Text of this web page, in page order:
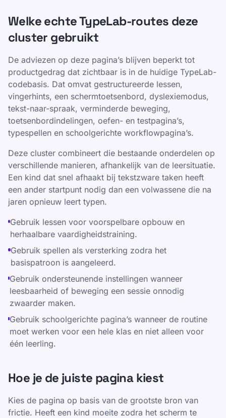
Welke echte TypeLab-routes deze
cluster gebruikt
De adviezen op deze pagina’s blijven beperkt tot
productgedrag dat zichtbaar is in de huidige TypeLab-
codebasis. Dat omvat gestructureerde lessen,
vingerhints, een schermtoetsenbord, dyslexiemodus,
tekst-naar-spraak, verminderde beweging,
toetsenbordindelingen, oefen- en testpagina’s,
typespellen en schoolgerichte workflowpagina’s.
Deze cluster combineert die bestaande onderdelen op
verschillende manieren, afhankelijk van de leersituatie.
Een kind dat snel afhaakt bij tekstzware taken heeft
een ander startpunt nodig dan een volwassene die na
jaren opnieuw leert typen.
Gebruik lessen voor voorspelbare opbouw en
herhaalbare vaardigheidstraining.
Gebruik spellen als versterking zodra het
basispatroon is aangeleerd.
Gebruik ondersteunende instellingen wanneer
leesbaarheid of beweging een sessie onnodig
zwaarder maken.
Gebruik schoolgerichte pagina’s wanneer de routine
moet werken voor een hele klas en niet alleen voor
één leerling.
Hoe je de juiste pagina kiest
Kies de pagina op basis van de grootste bron van
frictie. Heeft een kind moeite zodra het scherm te